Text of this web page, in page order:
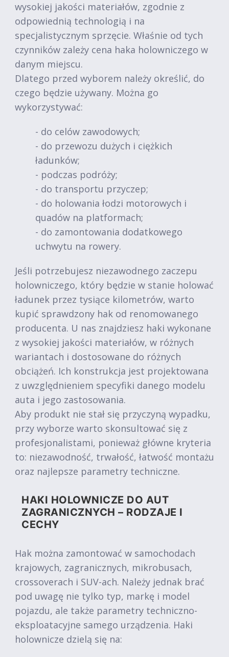
wysokiej jakości materiałów, zgodnie z
odpowiednią technologią i na
specjalistycznym sprzęcie. Właśnie od tych
czynników zależy cena haka holowniczego w
danym miejscu.
Dlatego przed wyborem należy określić, do
czego będzie używany. Można go
wykorzystywać:
- do celów zawodowych;
- do przewozu dużych i ciężkich
ładunków;
- podczas podróży;
- do transportu przyczep;
- do holowania łodzi motorowych i
quadów na platformach;
- do zamontowania dodatkowego
uchwytu na rowery.
Jeśli potrzebujesz niezawodnego zaczepu
holowniczego, który będzie w stanie holować
ładunek przez tysiące kilometrów, warto
kupić sprawdzony hak od renomowanego
producenta. U nas znajdziesz haki wykonane
z wysokiej jakości materiałów, w różnych
wariantach i dostosowane do różnych
obciążeń. Ich konstrukcja jest projektowana
z uwzględnieniem specyfiki danego modelu
auta i jego zastosowania.
Aby produkt nie stał się przyczyną wypadku,
przy wyborze warto skonsultować się z
profesjonalistami, ponieważ główne kryteria
to: niezawodność, trwałość, łatwość montażu
oraz najlepsze parametry techniczne.
HAKI HOLOWNICZE DO AUT
ZAGRANICZNYCH – RODZAJE I
CECHY
Hak można zamontować w samochodach
krajowych, zagranicznych, mikrobusach,
crossoverach i SUV-ach. Należy jednak brać
pod uwagę nie tylko typ, markę i model
pojazdu, ale także parametry techniczno-
eksploatacyjne samego urządzenia. Haki
holownicze dzielą się na: